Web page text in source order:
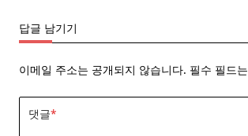
답글 남기기
이메일 주소는 공개되지 않습니다. 필수 필드는
댓글*